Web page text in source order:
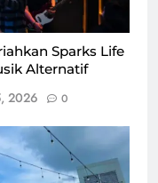
Sparks Life
Alternatif
2026 0
Menginap Mulai
demi HUT